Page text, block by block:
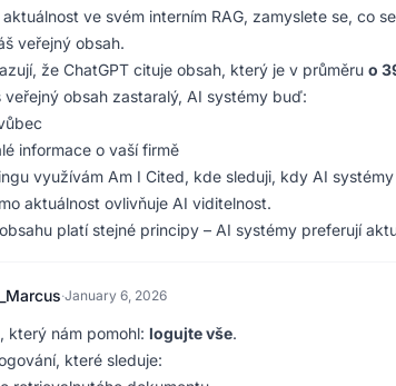
ve svém interním RAG, zamyslete se, co
veřejný obsah.
že ChatGPT cituje obsah, který je v průměru o
veřejný obsah zastaralý, AI systémy buď:
informace o vaší firmě
využívám Am I Cited, kde sleduji, kdy AI
aktuálnost ovlivňuje AI viditelnost.
platí stejné principy – AI systémy preferují
·January 6, 2026
který nám pomohl: logujte vše.
které sleduje: